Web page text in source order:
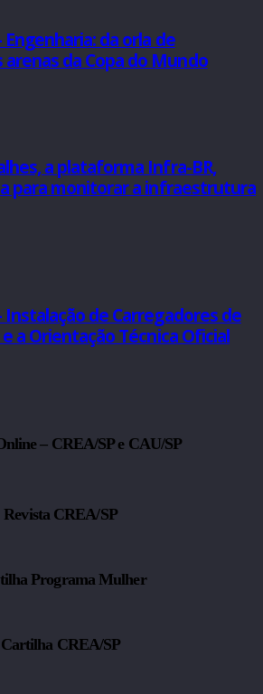
da orla de
da Copa do Mundo
a plataforma Infra-BR,
para monitorar a infraestrutura
de Carregadores de
a Orientação Técnica Oficial
– CREA/SP e CAU/SP
Revista CREA/SP
Programa Mulher
Cartilha CREA/SP